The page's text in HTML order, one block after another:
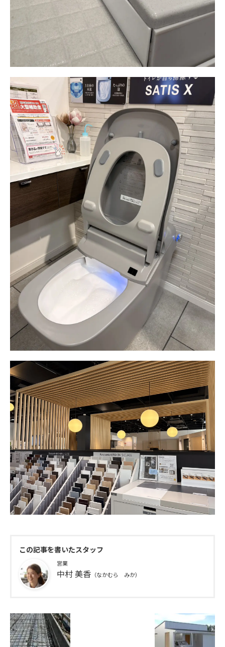
この記事を書いたスタッフ
営業
中村 美香 （なかむら みか）